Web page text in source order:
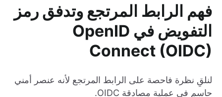
فهم الرابط المرتجع وتدفق رمز
التفويض في OpenID
Connect (OIDC)
لنلقِ نظرة فاحصة على الرابط المرتجع لأنه عنصر أمني
حاسم في عملية مصادقة OIDC.